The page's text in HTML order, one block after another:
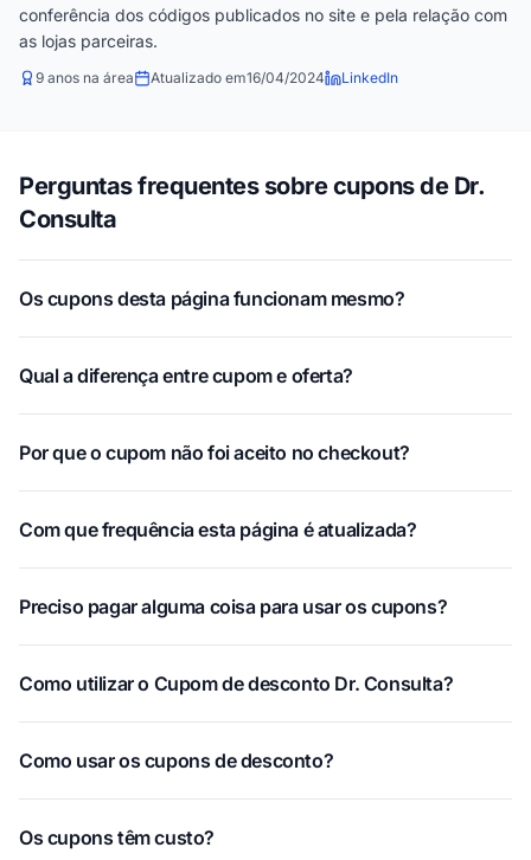
conferência dos códigos publicados no site e pela relação com
as lojas parceiras.
9 anos na área Atualizado em16/04/2024 LinkedIn
Perguntas frequentes sobre cupons de Dr.
Consulta
Os cupons desta página funcionam mesmo?
Qual a diferença entre cupom e oferta?
Por que o cupom não foi aceito no checkout?
Com que frequência esta página é atualizada?
Preciso pagar alguma coisa para usar os cupons?
Como utilizar o Cupom de desconto Dr. Consulta?
Como usar os cupons de desconto?
Os cupons têm custo?